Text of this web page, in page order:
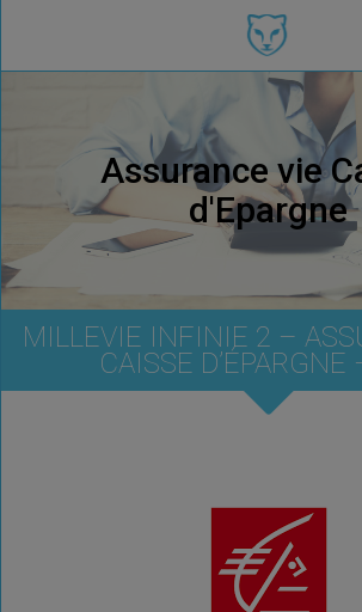
Assurance vie
d'Epargne
MILLEVIE INFINIE 2 –
CAISSE D’ÉPARGNE